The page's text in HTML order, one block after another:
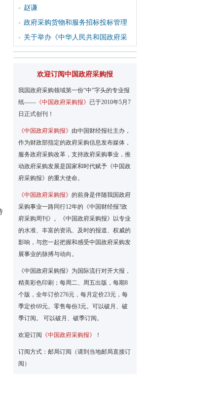
赵谦
政府采购货物和服务招标投标管理
关于举办《中华人民共和国政府采
欢迎订阅中国政府采购报
我国政府采购领域第一份“中”字头的专业报
纸—— 《中国政府采购报》 已于2010年5月7
日正式创刊！
《中国政府采购报》 由中国财经报社主办，
作为财政部指定的政府采购信息发布媒体，
服务政府采购改革，支持政府采购事业，推
动政府采购发展是国家和时代赋予《中国政
府采购报》的重大使命。
《中国政府采购报》 的前身是伴随我国政府
采购事业一路同行12年的《中国财经报?政
府采购周刊》。《中国政府采购报》以专业
的水准、丰富的资讯、及时的报道、权威的
影响，与您一起把握和感受中国政府采购发
展事业的脉搏与动向。
《中国政府采购报》为国际流行对开大报，
精美彩色印刷；每周二、周五出版，每期8
个版，全年订价276元，每月定价23元，每
季定价69元。零售每份3元。可以破月、破
季订阅。 可以破月、破季订阅。
欢迎订阅 《中国政府采购报》 ！
订阅方式：邮局订阅（请到当地邮局直接订
阅）